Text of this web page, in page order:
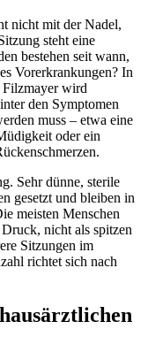
nicht mit der Nadel,
steht eine
bestehen seit wann,
Vorerkrankungen? In
Filzmayer wird
den Symptomen
muss – etwa eine
oder ein
Sehr dünne, sterile
gesetzt und bleiben in
meisten Menschen
nicht als spitzen
Sitzungen im
richtet sich nach